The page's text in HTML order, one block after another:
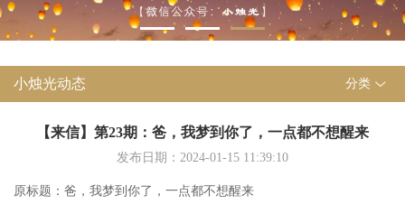
小烛光动态 分类
【来信】第23期：爸，我梦到你了，一点都不想醒来
发布日期：2024-01-15 11:39:10
原标题：爸，我梦到你了，一点都不想醒来